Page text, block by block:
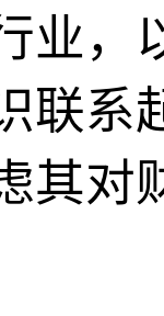
业，
联系
其对